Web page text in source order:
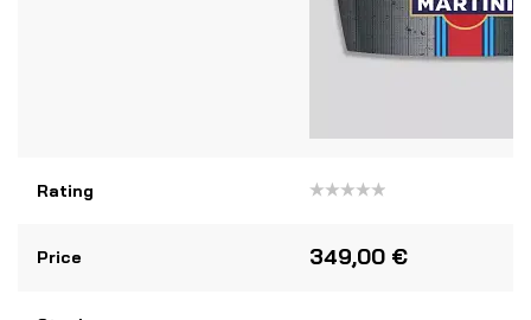
Rating
5
Price 349,00 €